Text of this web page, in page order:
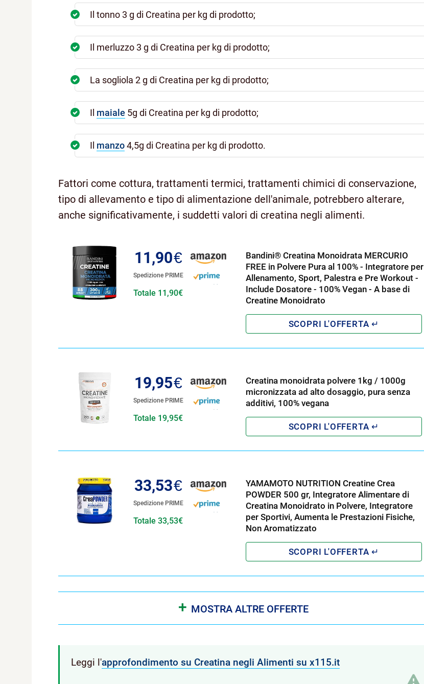
Il tonno 3 g di Creatina per kg di prodotto;
Il merluzzo 3 g di Creatina per kg di prodotto;
La sogliola 2 g di Creatina per kg di prodotto;
Il maiale 5g di Creatina per kg di prodotto;
Il manzo4,5g di Creatina per kg di prodotto.
Fattori come cottura, trattamenti termici, trattamenti chimici di conservazione,
tipo di allevamento e tipo di alimentazione dell'animale, potrebbero alterare,
anche significativamente, i suddetti valori di creatina negli alimenti.
11,90€
Spedizione PRIME
Totale 11,90€
Bandini® Creatina Monoidrata MERCURIO
FREE in Polvere Pura al 100% - Integratore per
Allenamento, Sport, Palestra e Pre Workout -
Include Dosatore - 100% Vegan - A base di
Creatine Monoidrato
19,95€
Spedizione PRIME
Totale 19,95€
Creatina monoidrata polvere 1kg / 1000g
micronizzata ad alto dosaggio, pura senza
additivi, 100% vegana
33,53€
Spedizione PRIME
Totale 33,53€
YAMAMOTO NUTRITION Creatine Crea
POWDER 500 gr, Integratore Alimentare di
Creatina Monoidrato in Polvere, Integratore
per Sportivi, Aumenta le Prestazioni Fisiche,
Non Aromatizzato
+ MOSTRA ALTRE OFFERTE
Leggi l'approfondimento su Creatina negli Alimenti su x115.it